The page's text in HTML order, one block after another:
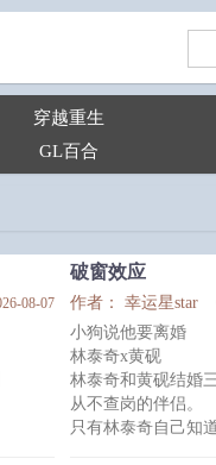
穿越重生
GL百合
08-07
破窗效应
作者： 幸运星star
小狗说他要离婚
林泰奇x黄砚
林泰奇和黄砚结婚
从不查岗的伴侣。
只有林泰奇自己知